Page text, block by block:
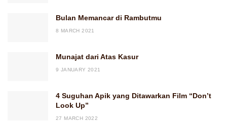
Bulan Memancar di Rambutmu
8 MARCH 2021
Munajat dari Atas Kasur
9 JANUARY 2021
4 Suguhan Apik yang Ditawarkan Film “Don’t
Look Up”
27 MARCH 2022